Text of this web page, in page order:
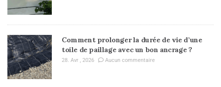
Comment prolonger la durée de vie d’une
toile de paillage avec un bon ancrage ?
28. Avr , 2026 Aucun commentaire